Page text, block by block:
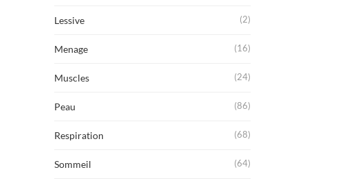
Lessive (2)
Menage (16)
Muscles (24)
Peau (86)
Respiration (68)
Sommeil (64)